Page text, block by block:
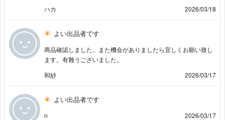
ハカ
2026/03/18
よい出品者です
商品確認しました。また機会がありましたら宜しくお願い致し
ます。有難うございました。
和紗
2026/03/17
よい出品者です
n 2026/03/17